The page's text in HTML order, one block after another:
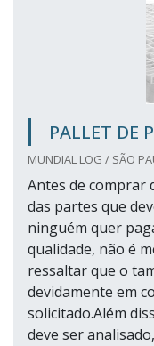
PALLET DE
MUNDIAL LOG / SÃO
Antes de comprar
das partes que
ninguém quer
qualidade, não é
ressaltar que o
devidamente em
solicitado.Além
deve ser